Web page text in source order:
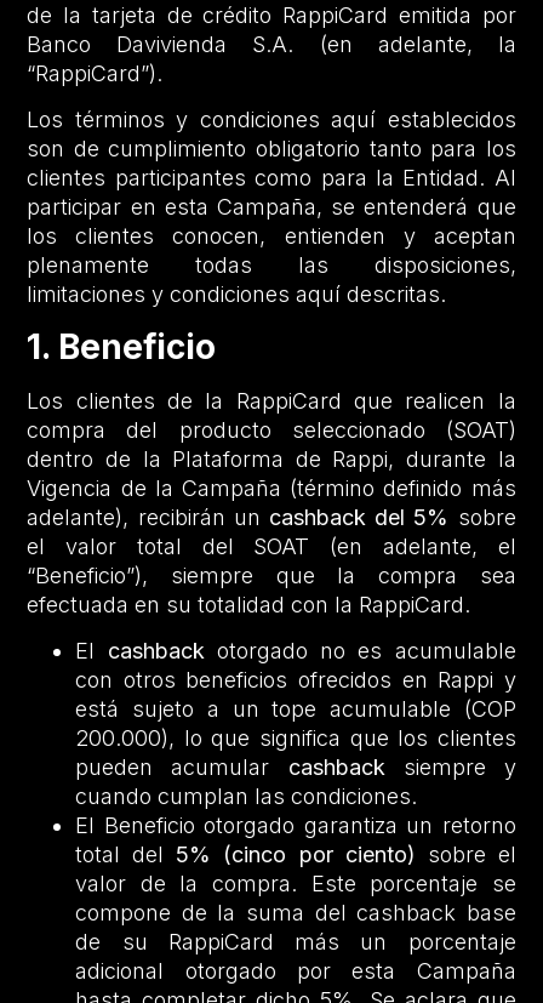
de la tarjeta de crédito RappiCard emitida por
Banco Davivienda S.A. (en adelante, la
“RappiCard”).
Los términos y condiciones aquí establecidos
son de cumplimiento obligatorio tanto para los
clientes participantes como para la Entidad. Al
participar en esta Campaña, se entenderá que
los clientes conocen, entienden y aceptan
plenamente todas las disposiciones,
limitaciones y condiciones aquí descritas.
1. Beneficio
Los clientes de la RappiCard que realicen la
compra del producto seleccionado (SOAT)
dentro de la Plataforma de Rappi, durante la
Vigencia de la Campaña (término definido más
adelante), recibirán un cashback del 5% sobre
el valor total del SOAT (en adelante, el
“Beneficio”), siempre que la compra sea
efectuada en su totalidad con la RappiCard.
El cashback otorgado no es acumulable
con otros beneficios ofrecidos en Rappi y
está sujeto a un tope acumulable (COP
200.000), lo que significa que los clientes
pueden acumular cashback siempre y
cuando cumplan las condiciones.
El Beneficio otorgado garantiza un retorno
total del 5% (cinco por ciento) sobre el
valor de la compra. Este porcentaje se
compone de la suma del cashback base
de su RappiCard más un porcentaje
adicional otorgado por esta Campaña